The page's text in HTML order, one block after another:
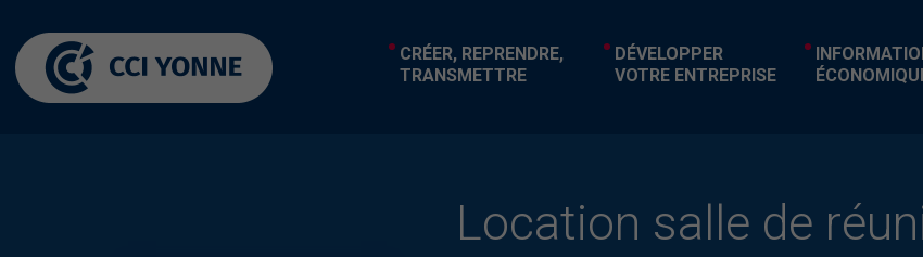
CRÉER, REPRENDRE,
TRANSMETTRE
DÉVELOPPER
VOTRE ENTREPRISE
Location salle de